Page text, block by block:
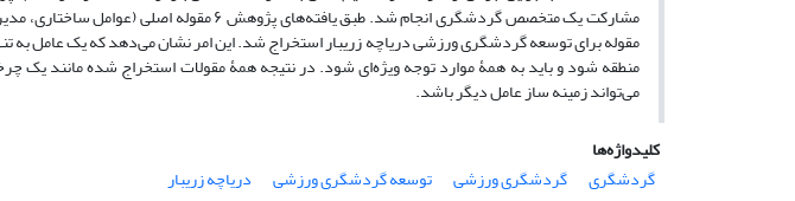
مقوله برای توسعه گردشگری ورزشی دریاچه زریبار استخراج شد. این امر نشان می‌دهد که یک عامل
منطقه شود و باید به همۀ موارد توجه ویژه‌ای شود. در نتیجه همۀ مقولات استخراج شده مانند یک
می‌تواند زمینه ساز عامل دیگر باشد.
کلیدواژه‌ها
گردشگری
گردشگری ورزشی توسعه گردشگری ورزشی
دریاچه زریبار